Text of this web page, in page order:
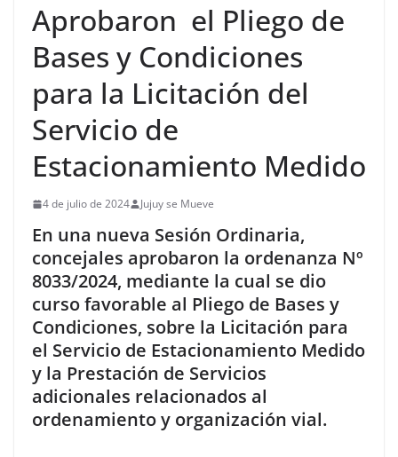
Aprobaron el Pliego de
Bases y Condiciones
para la Licitación del
Servicio de
Estacionamiento Medido
4 de julio de 2024 Jujuy se Mueve
En una nueva Sesión Ordinaria,
concejales aprobaron la ordenanza Nº
8033/2024, mediante la cual se dio
curso favorable al Pliego de Bases y
Condiciones, sobre la Licitación para
el Servicio de Estacionamiento Medido
y la Prestación de Servicios
adicionales relacionados al
ordenamiento y organización vial.